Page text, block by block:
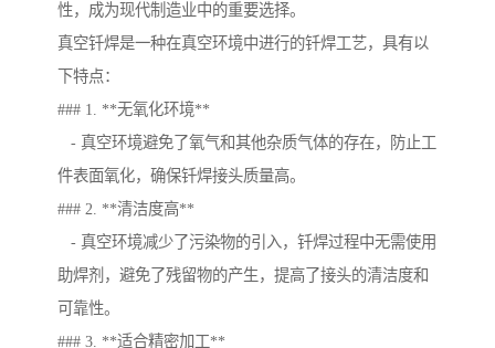
性，成为现代制造业中的重要选择。
真空钎焊是一种在真空环境中进行的钎焊工艺，具有以
下特点：
### 1. **无氧化环境**
- 真空环境避免了氧气和其他杂质气体的存在，防止工
件表面氧化，确保钎焊接头质量高。
### 2. **清洁度高**
- 真空环境减少了污染物的引入，钎焊过程中无需使用
助焊剂，避免了残留物的产生，提高了接头的清洁度和
可靠性。
### 3. **适合精密加工**